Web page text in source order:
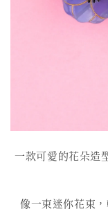
一款可愛的花朵造
像一束迷你花束